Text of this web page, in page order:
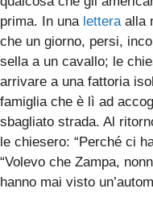
prima. In una lettera alla
che un giorno, persi,
sella a un cavallo; le
arrivare a una fattoria
famiglia che è lì ad
sbagliato strada. Al
le chiesero: “Perché ci
“Volevo che Zampa,
hanno mai visto